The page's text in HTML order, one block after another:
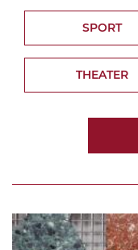
SPORT
THEATER